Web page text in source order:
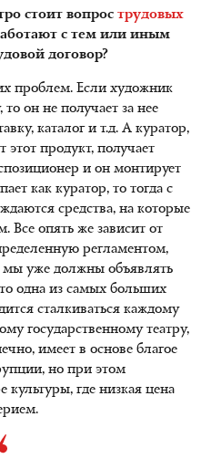
стоит вопрос трудовых
с тем или иным
договор?
проблем. Если художник
он не получает за нее
каталог и т.д. А куратор,
этот продукт, получает
и он монтирует
как куратор, то тогда с
средства, на которые
Все опять же зависит от
регламентом,
уже должны объявлять
одна из самых больших
сталкиваться каждому
государственному театру,
имеет в основе благое
но при этом
где низкая цена